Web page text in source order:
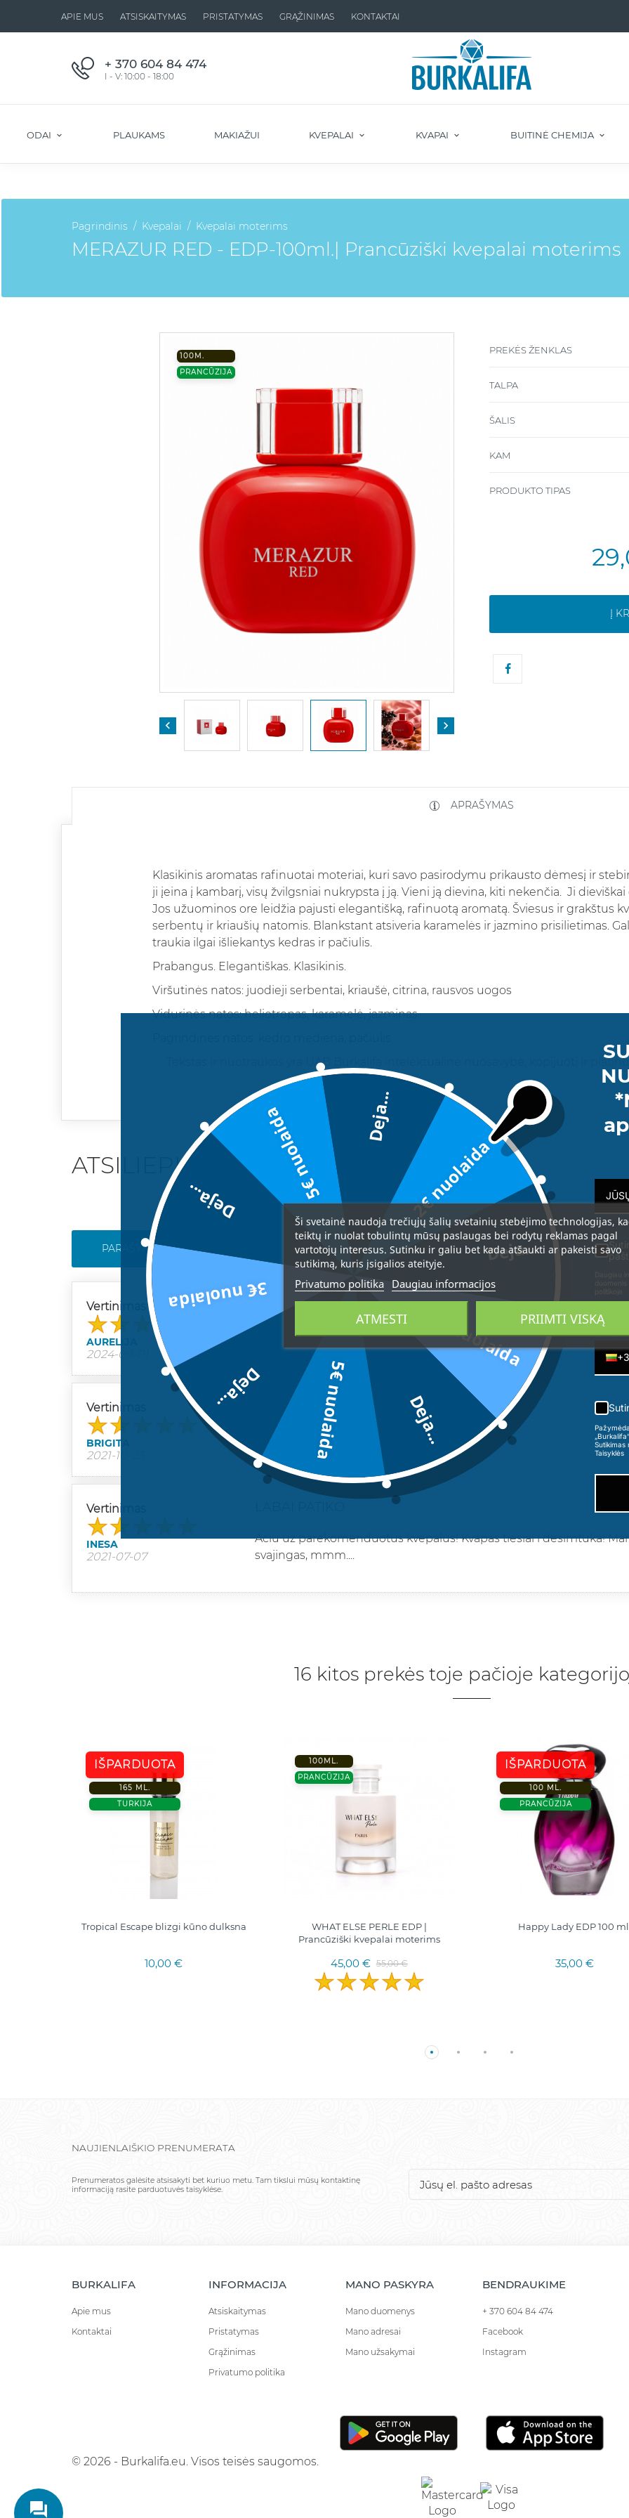
APIE MUS ATSISKAITYMAS PRISTATYMAS GRĄŽINIMAS KONTAKTAI
+ 370 604 84 474
I - V: 10:00 - 18:00
ODAI PLAUKAMS MAKIAŽUI KVEPALAI KVAPAI BUITINĖ CHEMIJA
Pagrindinis Kvepalai Kvepalai moterims
MERAZUR RED - EDP-100ml.| Prancūziški kvepalai moterims
100M.
PRANCŪZIJA
 
PREKĖS ŽENKLAS
TALPA
ŠALIS
KAM
PRODUKTO TIPAS
Į
APRAŠYMAS
Klasikinis aromatas rafinuotai moteriai, kuri savo pasirodymu prikausto dėmesį ir
ji įeina į kambarį, visų žvilgsniai nukrypsta į ją. Vieni ją dievina, kiti nekenčia. Ji
Jos užuominos ore leidžia pajusti elegantišką, rafinuotą aromatą. Šviesus ir grakštus
serbentų ir kriaušių natomis. Blankstant atsiveria karamelės ir jazmino prisilietimas.
traukia ilgai išliekantys kedras ir pačiulis.
Prabangus. Elegantiškas. Klasikinis.
Viršutinės natos: juodieji serbentai, kriaušė, citrina, rausvos uogos
Vidurinės natos: heliotropas, karamelė, jazminas
• Tekstas ir nuotraukos yra UAB Burkalifa intelektualinė nuosavybė, kopijuoti ir platinti
ATSILIEPIMAI
PARAŠYKITE SAVO ATSILIEPIMĄ
Vertinimas
AURELIJA
2024-09-01
LABAI PATINKA
LIKAU PATENKINTA KVEPALAIS, LABAI MOLONUS AROMATAS, NE
Vertinimas
BRIGITA
2021-10-23
NEREALŪS!
NEREALŪS!❤️
Vertinimas
INESA
2021-07-07
Aciu uz parekomenduotus kvepalus! Kvapas tiesiai i desimtuka!
svajingas, mmm....
16 kitos prekės toje pačioje
IŠPARDUOTA
165 ML.
TURKIJA
Tropical Escape blizgi kūno dulksna
10,00 €
100ML.
PRANCŪZIJA
WHAT ELSE PERLE EDP |
Prancūziški kvepalai moterims
45,00 € 55,00 €
IŠPARDUOTA
100 ML.
PRANCŪZIJA
Happy Lady EDP 100 ml.
35,00 €
NAUJIENLAIŠKIO PRENUMERATA
Prenumeratos galėsite atsisakyti bet kuriuo metu. Tam tikslui mūsų kontaktinę
informaciją rasite parduotuvės taisyklėse.
BURKALIFA
Apie mus
Kontaktai
INFORMACIJA
Atsiskaitymas
Pristatymas
Grąžinimas
Privatumo politika
MANO PASKYRA
Mano duomenys
Mano adresai
Mano užsakymai
BENDRAUKIME
+ 370 604 84 474
Facebook
Instagram
© 2026 - Burkalifa.eu. Visos teisės saugomos.
Ši svetainė naudoja trečiųjų šalių svetainių stebėjimo technologijas,
teiktų ir nuolat tobulintų mūsų paslaugas bei rodytų reklamas pagal
vartotojų interesus. Sutinku ir galiu bet kada atšaukti ar pakeisti savo
sutikimą, kuris įsigalios ateityje.
Privatumo politika Daugiau informacijos
ATMESTI PRIIMTI VISKĄ
2€ nuolaida
Deja...
3€ nuolaida
Deja...
5€ nuolaida
Deja...
3€ nuolaida
Deja... 5€ nuolaida Deja...
Daugiau
politikoje
Sutikimas
Taisyklės